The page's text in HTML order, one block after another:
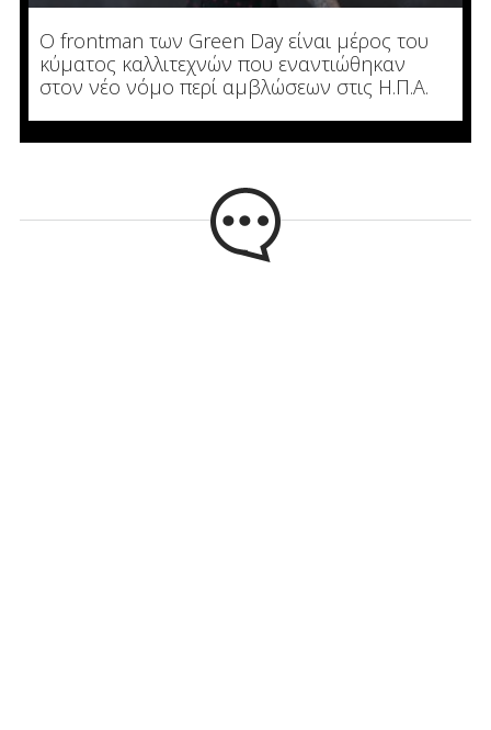
Ο frontman των Green Day είναι μέρος του
κύματος καλλιτεχνών που εναντιώθηκαν
στον νέο νόμο περί αμβλώσεων στις Η.Π.Α.